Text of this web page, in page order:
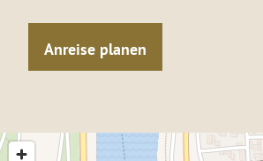
Anreise planen